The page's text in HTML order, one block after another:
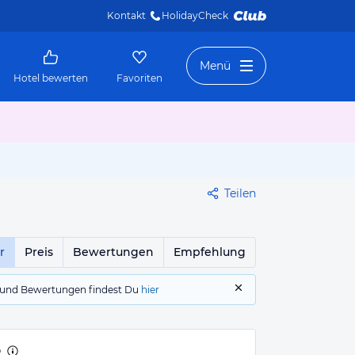
Kontakt HolidayCheck
Hotel bewerten Favoriten
Menü
Teilen
Preis Bewertungen Empfehlung
Bewertungen findest Du hier